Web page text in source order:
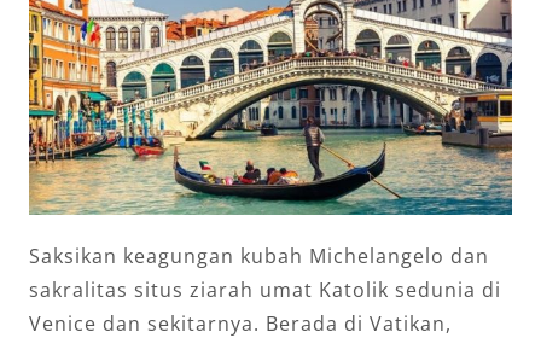
Saksikan keagungan kubah Michelangelo dan
sakralitas situs ziarah umat Katolik sedunia di
Venice dan sekitarnya. Berada di Vatikan,